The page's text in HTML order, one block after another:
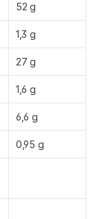
52 g
1,3 g
27 g
1,6 g
6,6 g
0,95 g